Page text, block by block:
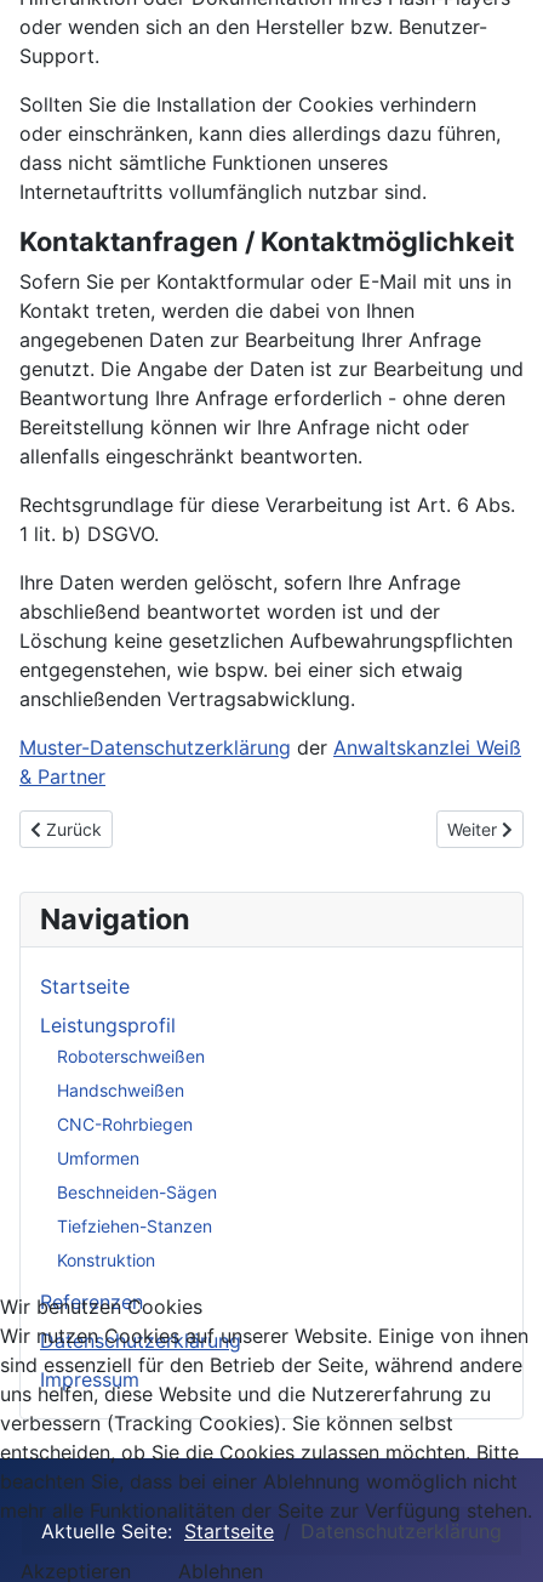
oder wenden sich an den Hersteller bzw. Benutzer-
Support.
Sollten Sie die Installation der Cookies verhindern
oder einschränken, kann dies allerdings dazu führen,
dass nicht sämtliche Funktionen unseres
Internetauftritts vollumfänglich nutzbar sind.
Kontaktanfragen / Kontaktmöglichkeit
Sofern Sie per Kontaktformular oder E-Mail mit uns in
Kontakt treten, werden die dabei von Ihnen
angegebenen Daten zur Bearbeitung Ihrer Anfrage
genutzt. Die Angabe der Daten ist zur Bearbeitung und
Beantwortung Ihre Anfrage erforderlich - ohne deren
Bereitstellung können wir Ihre Anfrage nicht oder
allenfalls eingeschränkt beantworten.
Rechtsgrundlage für diese Verarbeitung ist Art. 6 Abs.
1 lit. b) DSGVO.
Ihre Daten werden gelöscht, sofern Ihre Anfrage
abschließend beantwortet worden ist und der
Löschung keine gesetzlichen Aufbewahrungspflichten
entgegenstehen, wie bspw. bei einer sich etwaig
anschließenden Vertragsabwicklung.
Muster-Datenschutzerklärung der Anwaltskanzlei Weiß
& Partner
Vorheriger Beitrag: Roboterschweißen
Zurück Nächster
Weiter
Navigation
Startseite
Leistungsprofil
Roboterschweißen
Handschweißen
CNC-Rohrbiegen
Umformen
Beschneiden-Sägen
Tiefziehen-Stanzen
Konstruktion
Referenzen
Datenschutzerklärung
Impressum
Aktuelle Seite: Startseite Datenschutzerklärung
Wir benutzen Cookies
Wir nutzen Cookies auf unserer Website. Einige von ihnen
sind essenziell für den Betrieb der Seite, während andere
uns helfen, diese Website und die Nutzererfahrung zu
verbessern (Tracking Cookies). Sie können selbst
entscheiden, ob Sie die Cookies zulassen möchten. Bitte
beachten Sie, dass bei einer Ablehnung womöglich nicht
mehr alle Funktionalitäten der Seite zur Verfügung stehen.
Akzeptieren Ablehnen